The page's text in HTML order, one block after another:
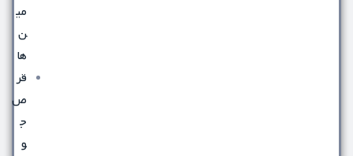
می
ن
ها
قر
ص
ج
و